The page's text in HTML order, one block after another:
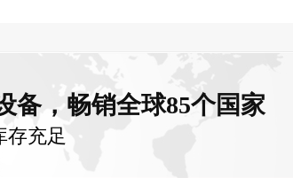
备，畅销全球85个国家
存充足